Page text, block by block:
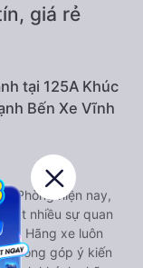
giá rẻ
tại 125A Khúc
Bến Xe Vĩnh
Phòng hiện nay,
rất nhiều sự quan
Hãng xe luôn
đóng góp ý kiến